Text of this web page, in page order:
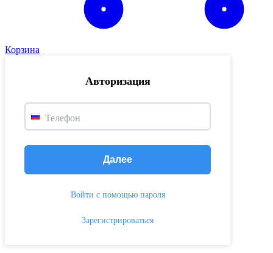
Корзина
Авторизация
Телефон
Далее
Войти с помощью пароля
Зарегистрироваться